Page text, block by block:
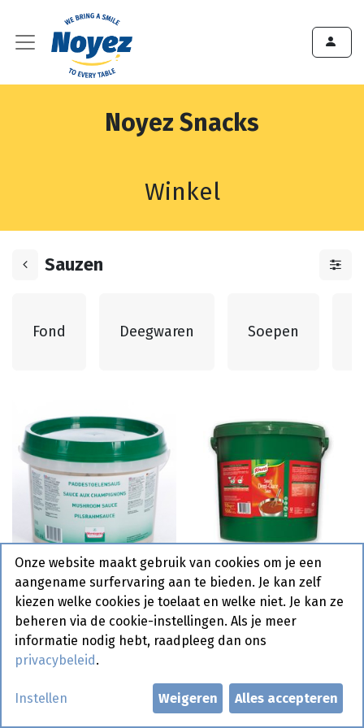
Noyez Snacks
Winkel
Sauzen
Fond Deegwaren Soepen
Champignon Saus
Classic Verstegen 2,7 L
Demi Glace 1-2-3 Knorr
10 kg
Bestelartikel Bestelartikel
Onze website maakt gebruik van cookies om je een
aangename surfervaring aan te bieden. Je kan zelf
kiezen welke cookies je toelaat en welke niet. Je kan ze
beheren via de cookie-instellingen. Als je meer
informatie nodig hebt, raadpleeg dan ons
privacybeleid .
Instellen Weigeren Alles accepteren